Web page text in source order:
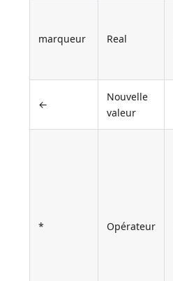
marqueur Real
←
Nouvelle
valeur
* Opérateur